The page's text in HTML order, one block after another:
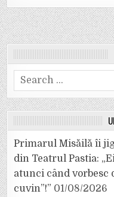
Search
for:
Primarul Misăilă îi
din Teatrul Pastia:
atunci când vorbesc
cuvin”!” 01/08/2026